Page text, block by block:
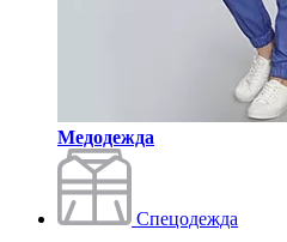
Медодежда
Спецодежда